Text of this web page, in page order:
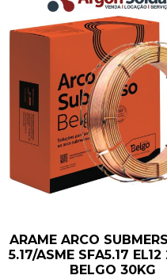
ARAME ARCO
5.17/ASME SFA5.17 EL12
BELGO 30KG